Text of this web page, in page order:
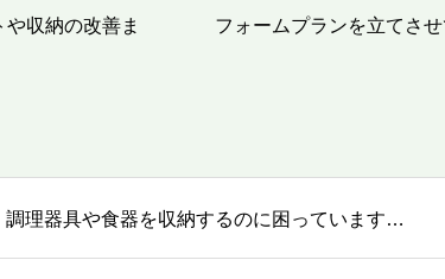
収納の改善ま フォームプランを立てさ
理器具や食器を収納するのに困っています…